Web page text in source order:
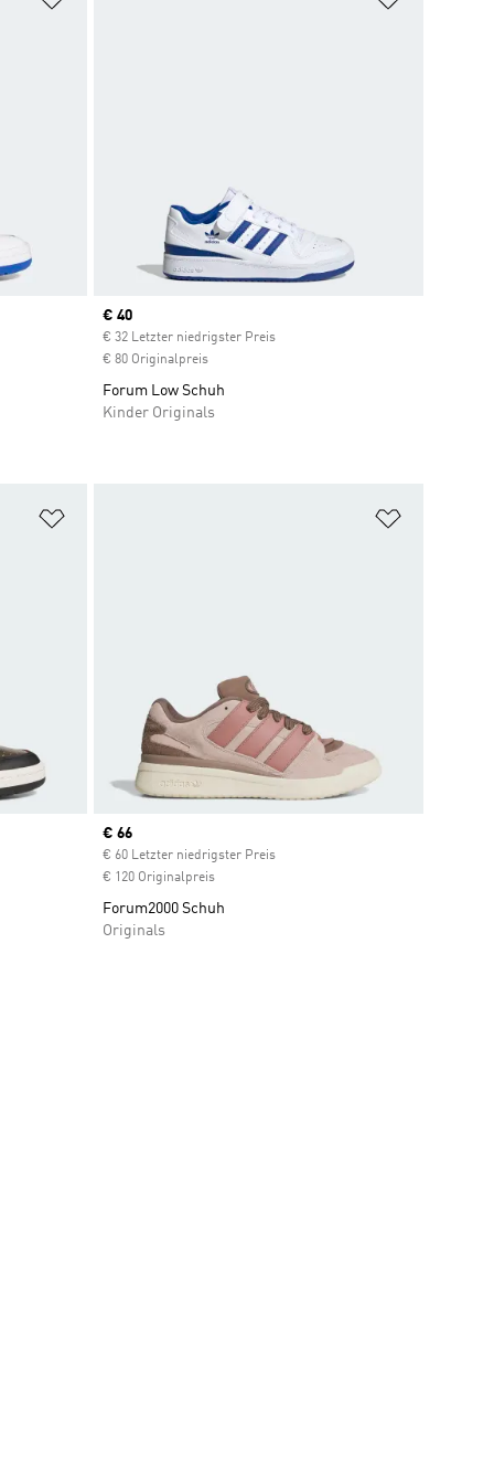
Current price
€ 40
€ 32 Letzter niedrigster Preis
€ 80 Originalpreis
Forum Low Schuh
Kinder Originals
Current price
€ 66
€ 60 Letzter niedrigster Preis
€ 120 Originalpreis
Forum2000 Schuh
Originals